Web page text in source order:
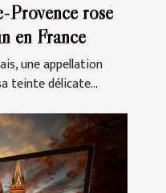
Provence rosé
en France
une appellation
teinte délicate...